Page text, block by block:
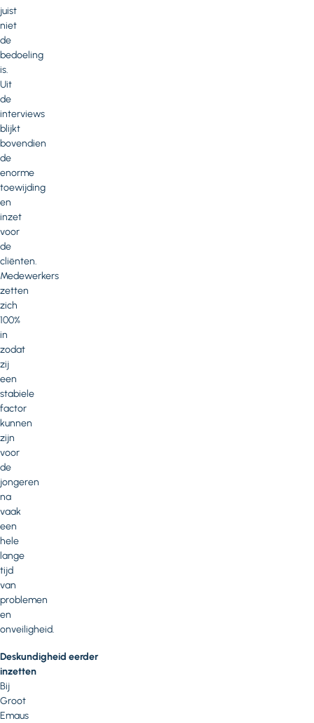
juist
niet
de
bedoeling
is.
Uit
de
interviews
blijkt
bovendien
de
enorme
toewijding
en
inzet
voor
de
cliënten.
Medewerkers
zetten
zich
100%
in
zodat
zij
een
stabiele
factor
kunnen
zijn
voor
de
jongeren
na
vaak
een
hele
lange
tijd
van
problemen
en
onveiligheid.
Deskundigheid eerder
inzetten
Bij
Groot
Emaus